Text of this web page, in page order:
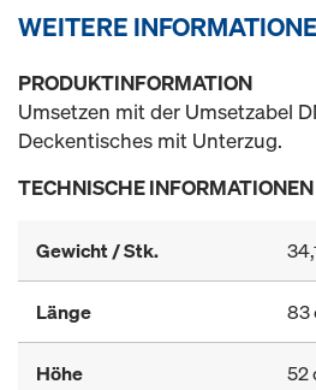
WEITERE
PRODUKTINFORMATION
Umsetzen mit der Umsetzabel
Deckentisches mit Unterzug.
TECHNISCHE INFORMATIONEN
Gewicht / Stk.
Länge 83
Höhe 52